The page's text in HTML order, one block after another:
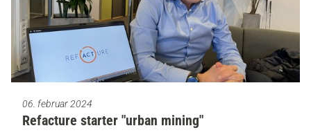
06. februar 2024
Refacture starter "urban mining"